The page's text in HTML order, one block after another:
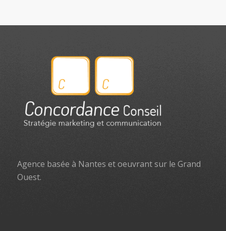
Agence basée à Nantes et oeuvrant sur le Grand
Ouest.